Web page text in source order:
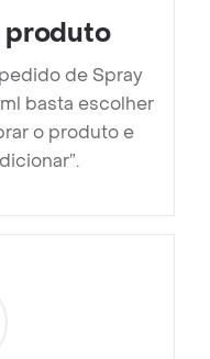
produto
de Spray
basta escolher
o produto e